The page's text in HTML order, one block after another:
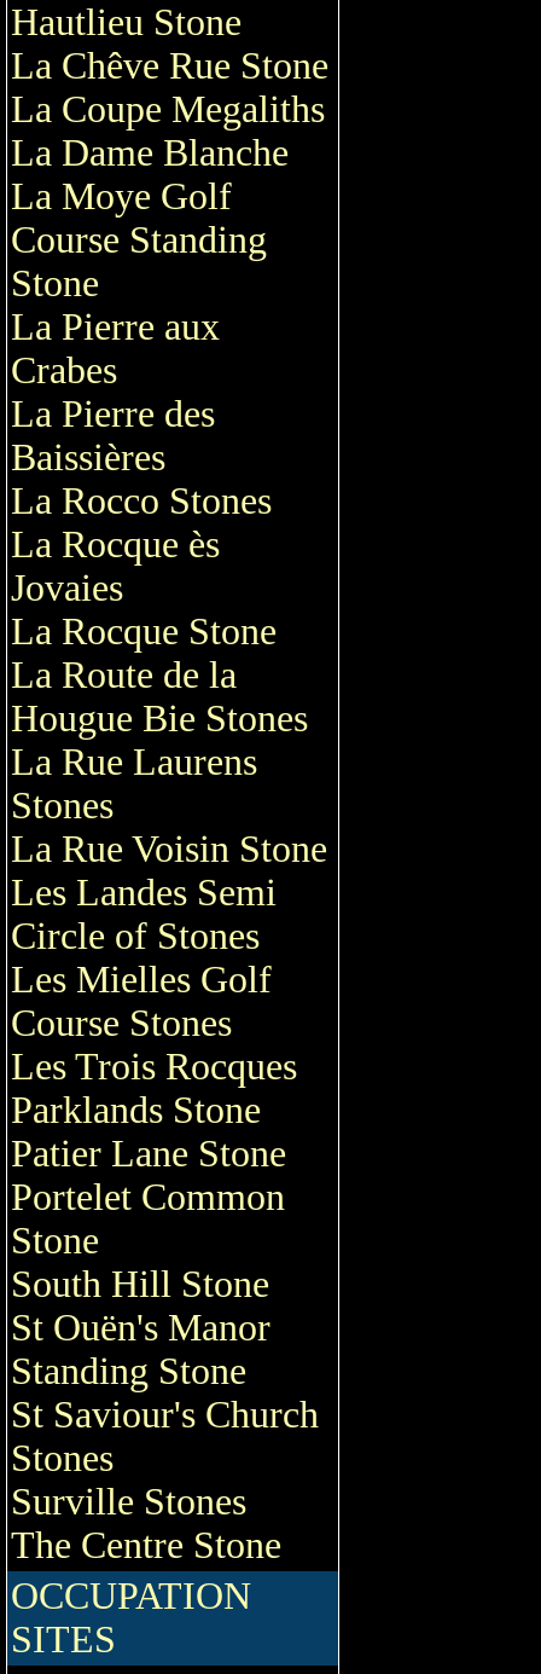
Hautlieu Stone
La Chêve Rue Stone
La Coupe Megaliths
La Dame Blanche
La Moye Golf
Course Standing
Stone
La Pierre aux
Crabes
La Pierre des
Baissières
La Rocco Stones
La Rocque ès
Jovaies
La Rocque Stone
La Route de la
Hougue Bie Stones
La Rue Laurens
Stones
La Rue Voisin Stone
Les Landes Semi
Circle of Stones
Les Mielles Golf
Course Stones
Les Trois Rocques
Parklands Stone
Patier Lane Stone
Portelet Common
Stone
South Hill Stone
St Ouën's Manor
Standing Stone
St Saviour's Church
Stones
Surville Stones
The Centre Stone
OCCUPATION
SITES